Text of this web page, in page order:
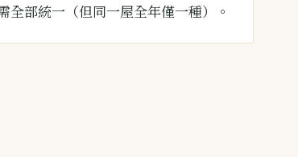
全部統一（但同一屋全年僅一種）。